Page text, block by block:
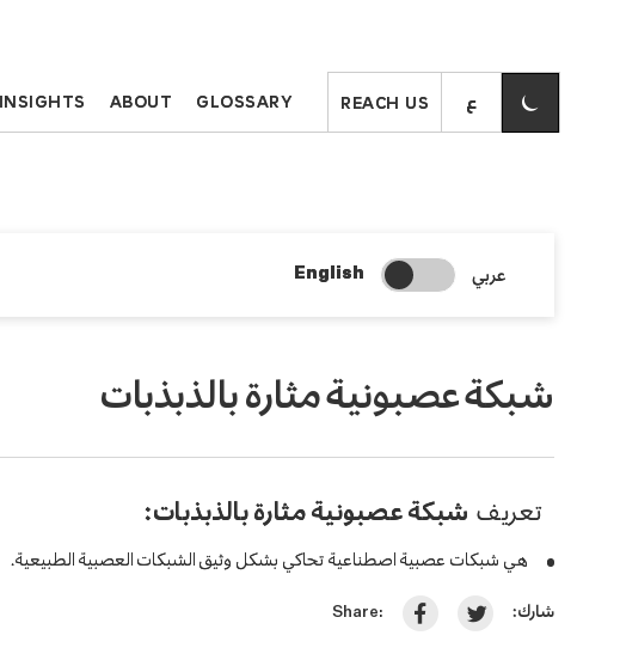
INSIGHTS ABOUT GLOSSARY REACH US
English Change Search Language
عربي
شبكة عصبونية مثارة بالذبذبات
تعريف شبكة عصبونية مثارة بالذبذبات:
هي شبكات عصبية اصطناعية تحاكي بشكل وثيق الشبكات العصبية الطبيعية.
Share: شارك: